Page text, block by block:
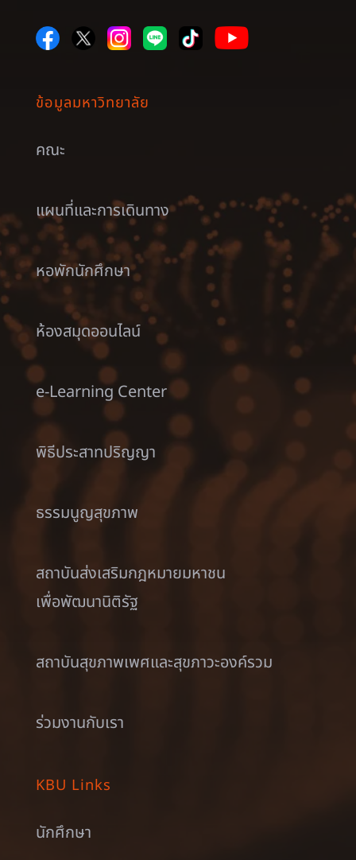
ข้อมูลมหาวิทยาลัย
คณะ
แผนที่และการเดินทาง
หอพักนักศึกษา
ห้องสมุดออนไลน์
e-Learning Center
พิธีประสาทปริญญา
ธรรมนูญสุขภาพ
สถาบันส่งเสริมกฎหมายมหาชน
เพื่อพัฒนานิติรัฐ
สถาบันสุขภาพเพศและสุขภาวะองค์รวม
ร่วมงานกับเรา
KBU Links
นักศึกษา